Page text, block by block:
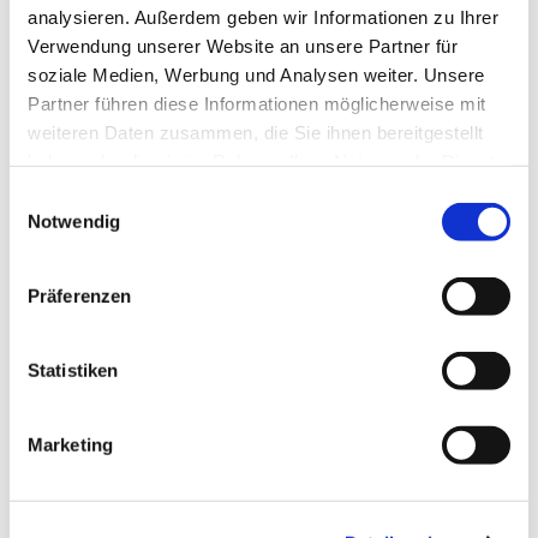
analysieren. Außerdem geben wir Informationen zu Ihrer
Verwendung unserer Website an unsere Partner für
soziale Medien, Werbung und Analysen weiter. Unsere
Partner führen diese Informationen möglicherweise mit
weiteren Daten zusammen, die Sie ihnen bereitgestellt
Notwendig
Präferenzen
Statistiken
Marketing
Drei Wochenenden für Paare im
Kloster Lankwitz
Kana-Chemin Neuf
Weiterlesen